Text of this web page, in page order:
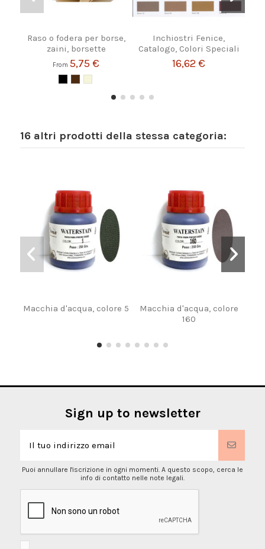
Raso o fodera per borse,
zaini, borsette
From5,75 €
Inchiostri Fenice,
Catalogo, Colori Speciali
16,62 €
16 altri prodotti della stessa categoria:
Macchia d'acqua, colore 5
Macchia d'acqua, colore
160
Sign up to newsletter
Puoi annullare l'iscrizione in ogni momenti. A questo scopo, cerca le
info di contatto nelle note legali.